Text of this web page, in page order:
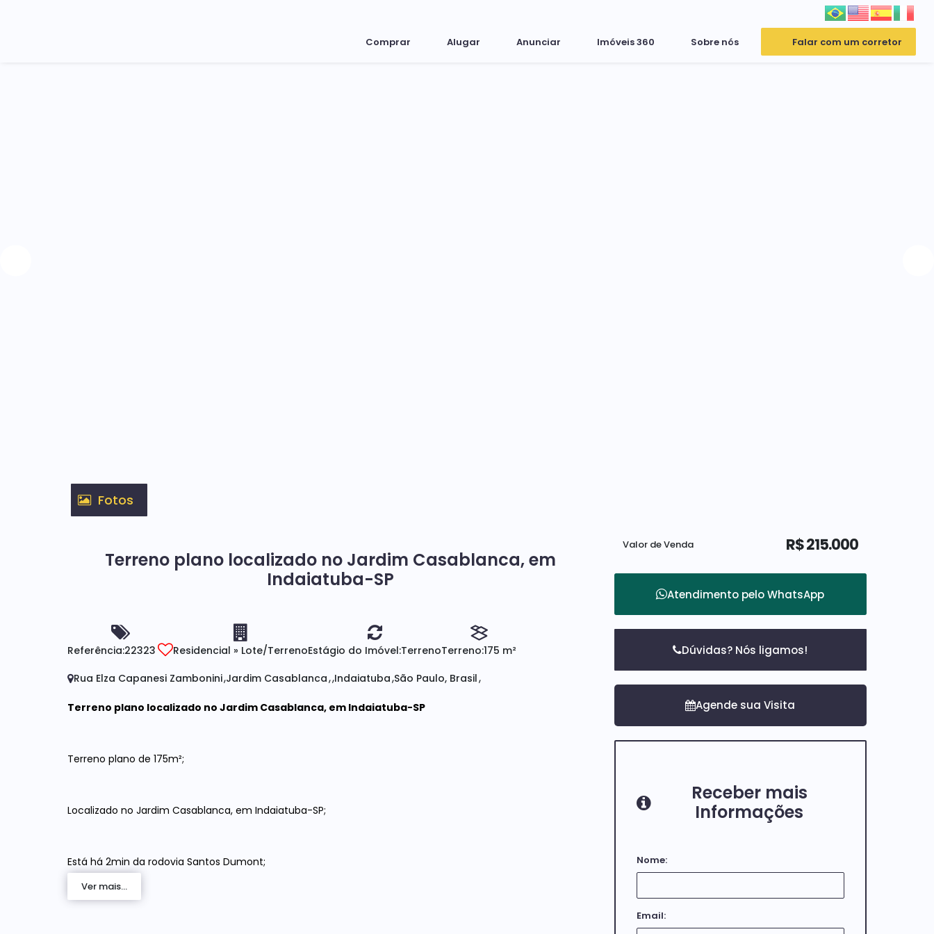
Falar com um corretor
Sobre nós
Imóveis 360
Anunciar
Alugar
Comprar
Fotos
Terreno plano localizado no Jardim Casablanca, em
Indaiatuba-SP
Referência:22323 Residencial » Lote/TerrenoEstágio do Imóvel:TerrenoTerreno:175 m²
Rua Elza Capanesi Zambonini Jardim Casablanca Indaiatuba São Paulo, Brasil
Terreno plano localizado no Jardim Casablanca, em Indaiatuba-SP
Terreno plano de 175m²;
Localizado no Jardim Casablanca, em Indaiatuba-SP;
Está há 2min da rodovia Santos Dumont;
Ver mais...
R$215.000
Valor de Venda
Atendimento peloWhatsApp
Dúvidas? Nós ligamos!
Receber mais
Informações
Nome:
Email: